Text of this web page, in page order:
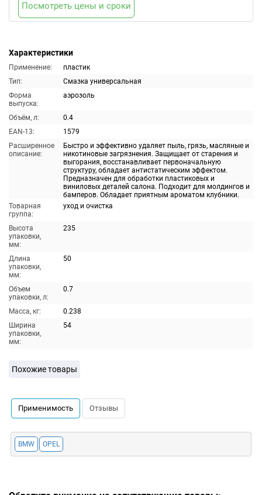
Характеристики
Применение:
пластик
Тип:
Смазка универсальная
Форма
выпуска:
аэрозоль
Объём, л:
0.4
EAN-13:
1579
Расширенное
описание:
Быстро и эффективно удаляет пыль, грязь, масляные и
никотиновые загрязнения. Защищает от старения и
выгорания, восстанавливает первоначальную
структуру, обладает антистатическим эффектом.
Предназначен для обработки пластиковых и
виниловых деталей салона. Подходит для молдингов и
бамперов. Обладает приятным ароматом клубники.
Товарная
группа:
уход и очистка
Высота
упаковки,
мм:
235
Длина
упаковки,
мм:
50
Объем
упаковки, л:
0.7
Масса, кг:
0.238
Ширина
упаковки,
мм:
54
Посмотреть цены и сроки
Похожие товары
Применимость Отзывы
BMW OPEL